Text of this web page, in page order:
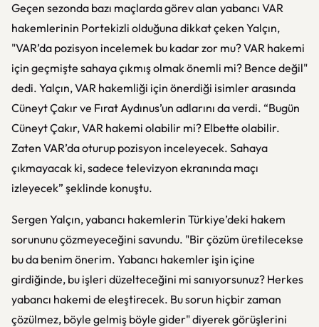
Geçen sezonda bazı maçlarda görev alan yabancı VAR
hakemlerinin Portekizli olduğuna dikkat çeken Yalçın,
"VAR’da pozisyon incelemek bu kadar zor mu? VAR hakemi
için geçmişte sahaya çıkmış olmak önemli mi? Bence değil"
dedi. Yalçın, VAR hakemliği için önerdiği isimler arasında
Cüneyt Çakır ve Fırat Aydınus’un adlarını da verdi. “Bugün
Cüneyt Çakır, VAR hakemi olabilir mi? Elbette olabilir.
Zaten VAR’da oturup pozisyon inceleyecek. Sahaya
çıkmayacak ki, sadece televizyon ekranında maçı
izleyecek” şeklinde konuştu.
Sergen Yalçın, yabancı hakemlerin Türkiye’deki hakem
sorununu çözmeyeceğini savundu. "Bir çözüm üretilecekse
bu da benim önerim. Yabancı hakemler işin içine
girdiğinde, bu işleri düzelteceğini mi sanıyorsunuz? Herkes
yabancı hakemi de eleştirecek. Bu sorun hiçbir zaman
çözülmez, böyle gelmiş böyle gider" diyerek görüşlerini